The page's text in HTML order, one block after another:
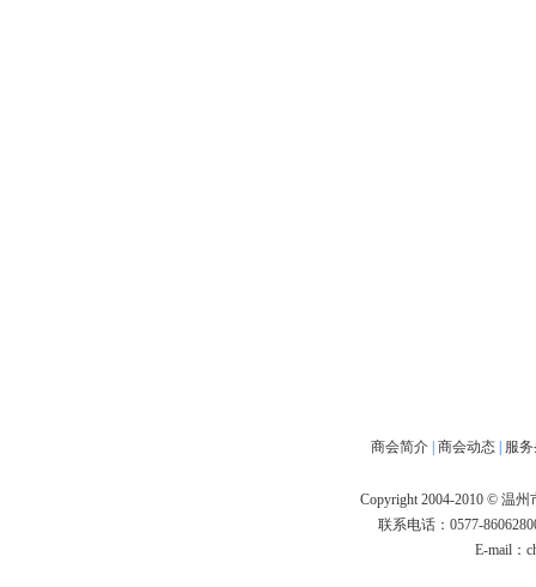
商会简介| 商会动态| 服
Copyright 2004-2010 © 温
联系电话：0577-
E-mail：